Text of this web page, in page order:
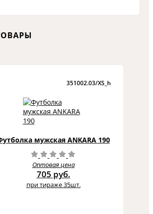
351002.03/XS_h
мужская ANKARA 190
Оптовая цена
705 руб.
при тираже 35шт.